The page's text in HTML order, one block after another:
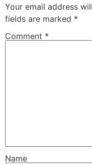
Your email address
fields are marked *
Comment *
Name